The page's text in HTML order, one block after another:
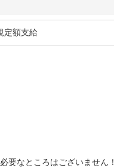
額支給
要なところはございません！